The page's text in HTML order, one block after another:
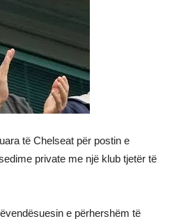
të Chelseat për postin e
private me një klub tjetër të
e përhershëm të